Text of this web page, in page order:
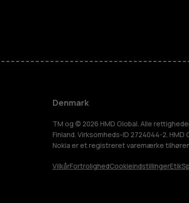
Tilbehør
HMD Terra M
Tablets
Denmark
TM og © 2026 HMD Global. Alle
Finland. Virksomheds-ID 2724044-2.
Nokia er et registreret varemærke
VilkårFortrolighedCookieindstillingerEtik